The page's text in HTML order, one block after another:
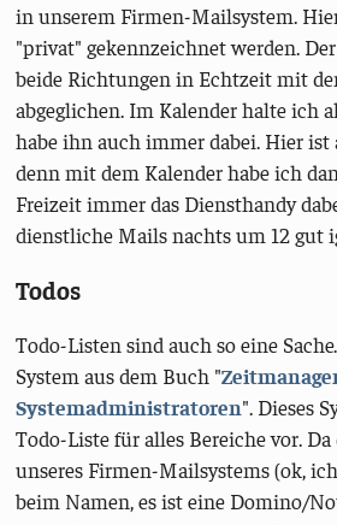
in unserem Firmen-Mailsystem.
"privat" gekennzeichnet werden.
beide Richtungen in Echtzeit mit
abgeglichen. Im Kalender halte ich
habe ihn auch immer dabei. Hier
denn mit dem Kalender habe ich
Freizeit immer das Diensthandy
dienstliche Mails nachts um 12 gut
Todos
Todo-Listen sind auch so eine
System aus dem Buch "
Systemadministratoren". Dieses
Todo-Liste für alles Bereiche vor.
unseres Firmen-Mailsystems (ok,
beim Namen, es ist eine Domino/